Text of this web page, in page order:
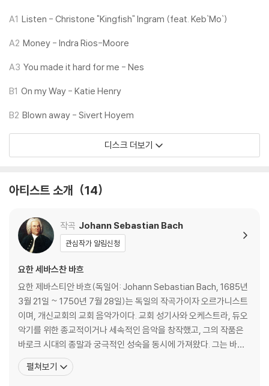
LP 구매시 참고 사항 안내드립니다.
※ 재킷/구성품/포장 상태
1) 제작/배송 과정에 따라 경미한 재킷 주름, 모서리 눌림, 갈라짐이 발생
있습니다.
2) 디스크 라벨은 공정상 매끄럽게 부착되지 않을 수도 있으며 겉포장 비
닐은 품질보증대상이 아닙니다.
3) 일본 제작 LP는 대부분 겉비닐이 밀봉되어 있지 않습니다.
※ 재생 불량
모델) 다이내믹 사운드의 편차가 큰 트랙을 재생할 때 이상 현상이 발생할
수 있습니다.
기기 문제로 인해 발생하는 재생 불량 현상에 대해서는 반품/교환이 불가
하니 침압 조절이 가능한 기기에서 재생하실 것을 권유 드립니다.
2) 디스크는 정전기와 먼지로 인해 재생이 원활하지 않은 경우가 있습니
다. 전용 제품으로 이를 제거하면 대부분 해결됩니다.
3) 바늘에 먼지가 쌓이는 경우에도 재생이 원활하지 않을 수 있습니다.
※ 디스크 외관 불량
1) 열을 가하여 제작하는 바이닐 공정 특성상 디스크 표면이 미세하게 울
렁거리거나 휘어지는 경우가 있습니다.
재생이 불안정한 경우 스태빌라이저를 사용하시면 좀 더 안정적인 재생이
A1 Listen - Christone "Kingfish" Ingram (feat. Keb`Mo`)
A2 Money - Indra Rios-Moore
A3 You made it hard for me - Nes
B1 On my Way - Katie Henry
B2 Blown away - Sivert Hoyem
디스크 더보기
아티스트 소개 14
작곡 Johann Sebastian Bach
관심작가 알림신청
요한 세바스찬 바흐
요한 제바스티안 바흐(독일어: Johann Sebastian Bach, 1685년
3월 21일 ~ 1750년 7월 28일)는 독일의 작곡가이자 오르가니스트
이며, 개신교회의 교회 음악가이다. 교회 성기사와 오케스트라, 듀오
악기를 위한 종교적이거나 세속적인 음악을 창작했고, 그의 작품은
바로크 시대의 종말과 궁극적인 성숙을 동시에 가져왔다. 그는 바로
크 시대의 최후에 위치하는 대가로서, 일반적인 작품은 독일음악의
전통에 깊이 뿌리박고 있을 뿐 아니라, 그 위에 이탈리아나 프랑스의
펼쳐보기